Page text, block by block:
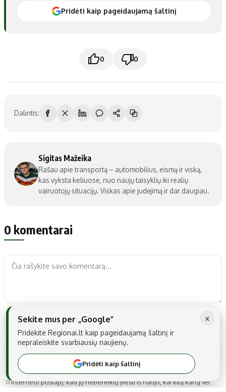
Pridėti kaip pageidaujamą šaltinį
0 0
Dalintis:
Sigitas Mažeika
Rašau apie transportą – automobilius, eismą ir viską,
kas vyksta keliuose, nuo naujų taisyklių iki realių
vairuotojų situacijų. Viskas apie judėjimą ir dar daugiau.
0 komentarai
Noriu savo interneto naršyklėje išsaugoti vardą, el. pašto adresą ir
interneto puslapį, kad jų nebereiktų įvesti iš naujo, kai kitą kartą vėl
×
Sekite mus per „Google“
Pridėkite Regionai.lt kaip pageidaujamą šaltinį ir
nepraleiskite svarbiausių naujienų.
Pridėti kaip šaltinį